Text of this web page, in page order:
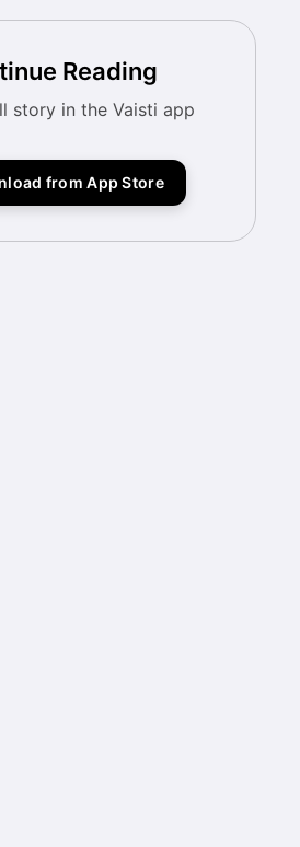
Reading
story in the Vaisti app
from App Store